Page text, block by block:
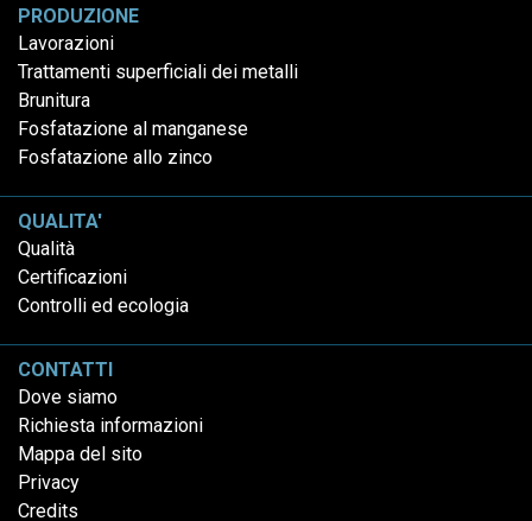
PRODUZIONE
Lavorazioni
Trattamenti superficiali dei metalli
Brunitura
Fosfatazione al manganese
Fosfatazione allo zinco
QUALITA'
Qualità
Certificazioni
Controlli ed ecologia
CONTATTI
Dove siamo
Richiesta informazioni
Mappa del sito
Privacy
Credits